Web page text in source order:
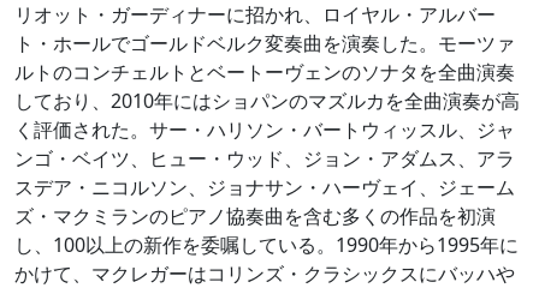
リオット・ガーディナーに招かれ、ロイヤル・アルバー
ト・ホールでゴールドベルク変奏曲を演奏した。モーツァ
ルトのコンチェルトとベートーヴェンのソナタを全曲演奏
しており、2010年にはショパンのマズルカを全曲演奏が高
く評価された。サー・ハリソン・バートウィッスル、ジャ
ンゴ・ベイツ、ヒュー・ウッド、ジョン・アダムス、アラ
スデア・ニコルソン、ジョナサン・ハーヴェイ、ジェーム
ズ・マクミランのピアノ協奏曲を含む多くの作品を初演
し、100以上の新作を委嘱している。1990年から1995年に
かけて、マクレガーはコリンズ・クラシックスにバッハや